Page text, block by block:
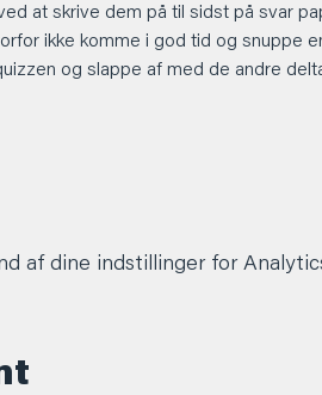
at skrive dem på til sidst på svar
ikke komme i god tid og snuppe
og slappe af med de andre
af dine indstillinger for